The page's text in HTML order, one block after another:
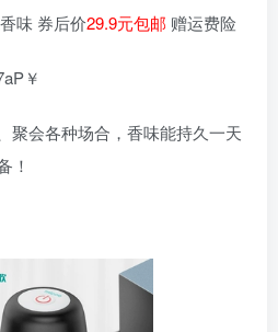
味 券后价29.9元包邮 赠运费险
￥
聚会各种场合，香味能持久一天
！